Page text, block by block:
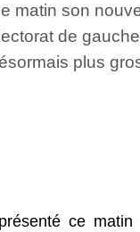
matin son
de
plus
ce